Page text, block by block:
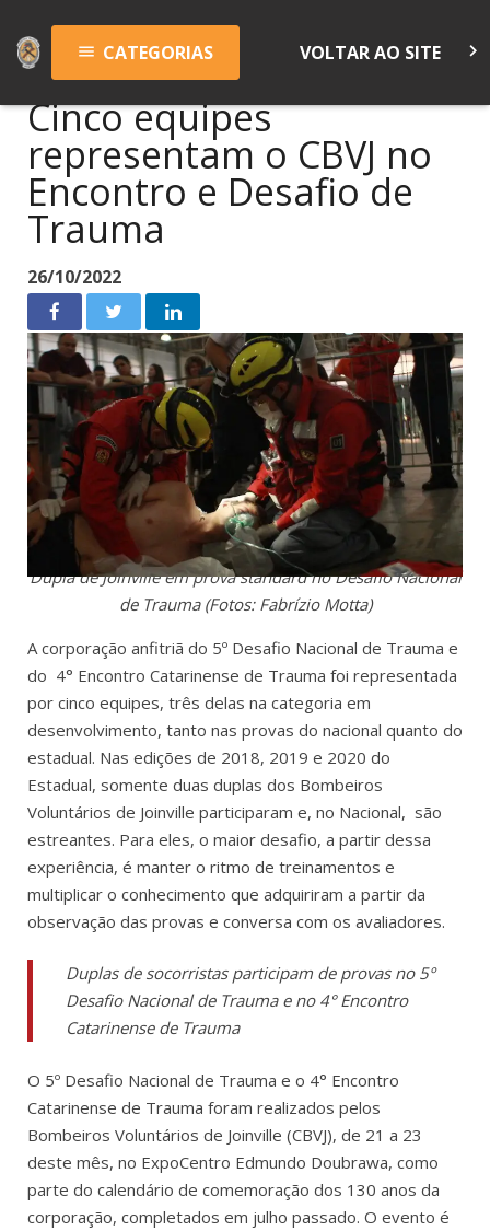
menu CATEGORIAS VOLTAR AO SITE keyboard_arrow_right
Cinco equipes
representam o CBVJ no
Encontro e Desafio de
Trauma
26/10/2022
Dupla de Joinville em prova standard no Desafio Nacional
de Trauma (Fotos: Fabrízio Motta)
A corporação anfitriã do 5º Desafio Nacional de Trauma e
do 4° Encontro Catarinense de Trauma foi representada
por cinco equipes, três delas na categoria em
desenvolvimento, tanto nas provas do nacional quanto do
estadual. Nas edições de 2018, 2019 e 2020 do
Estadual, somente duas duplas dos Bombeiros
Voluntários de Joinville participaram e, no Nacional, são
estreantes. Para eles, o maior desafio, a partir dessa
experiência, é manter o ritmo de treinamentos e
multiplicar o conhecimento que adquiriram a partir da
observação das provas e conversa com os avaliadores.
Duplas de socorristas participam de provas no 5º
Desafio Nacional de Trauma e no 4° Encontro
Catarinense de Trauma
O 5º Desafio Nacional de Trauma e o 4° Encontro
Catarinense de Trauma foram realizados pelos
Bombeiros Voluntários de Joinville (CBVJ), de 21 a 23
deste mês, no ExpoCentro Edmundo Doubrawa, como
parte do calendário de comemoração dos 130 anos da
corporação, completados em julho passado. O evento é